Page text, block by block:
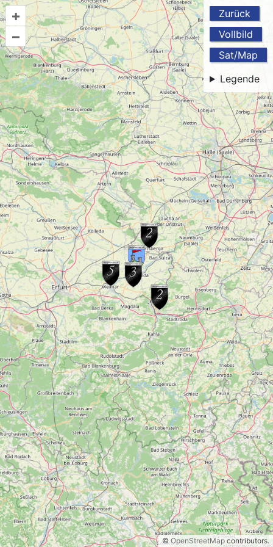
Zurück
Vollbild
Sat/Map
Legende
+
–
©OpenStreetMapcontributors.